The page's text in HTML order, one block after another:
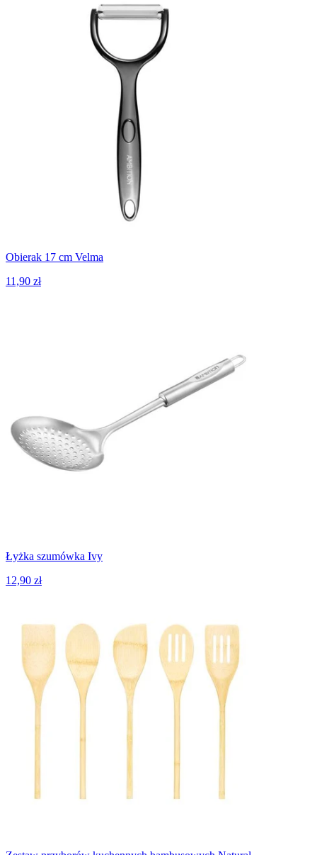
Obierak 17 cm Velma
11,90 zł
Łyżka szumówka Ivy
12,90 zł